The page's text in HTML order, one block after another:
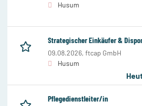
Husum
Strategischer Einkäufer &
09.08.2026, ftcap GmbH
Husum
Pflegedienstleiter/in